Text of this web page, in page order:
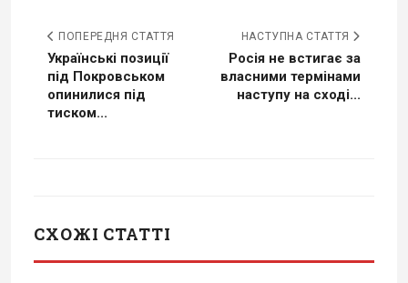
ПОПЕРЕДНЯ СТАТТЯ
Українські позиції
під Покровськом
опинилися під
тиском...
НАСТУПНА СТАТТЯ
Росія не встигає за
власними термінами
наступу на сході...
СХОЖІ СТАТТІ